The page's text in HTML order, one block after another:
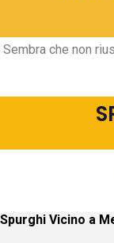
Sembra che non
Spurghi Vicino a